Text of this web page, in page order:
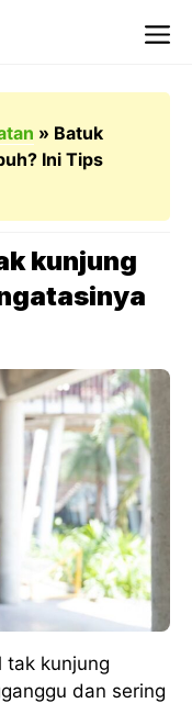
» Batuk
Ini Tips
kunjung
tak kunjung
dan sering